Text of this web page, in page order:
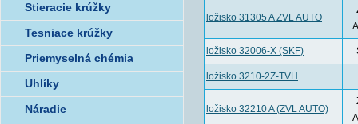
ložisko 31305 A ZVL AUTO
ložisko 32006-X (SKF)
ložisko 3210-2Z-TVH
ložisko 32210 A (ZVL AUTO)
Stieracie krúžky
Tesniace krúžky
Priemyselná chémia
Uhlíky
Náradie